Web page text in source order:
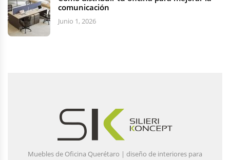
comunicación
Junio 1, 2026
Muebles de Oficina Querétaro | diseño de interiores para